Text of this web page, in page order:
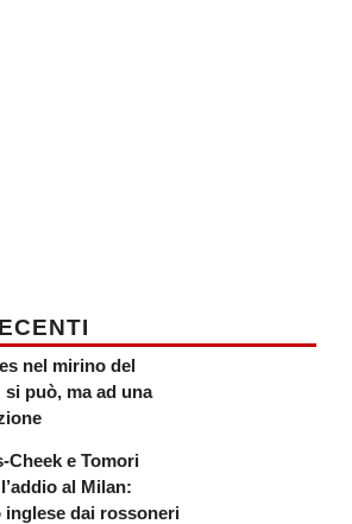
nel mirino del
si può, ma ad una
Cheek e Tomori
al Milan:
inglese dai rossoneri